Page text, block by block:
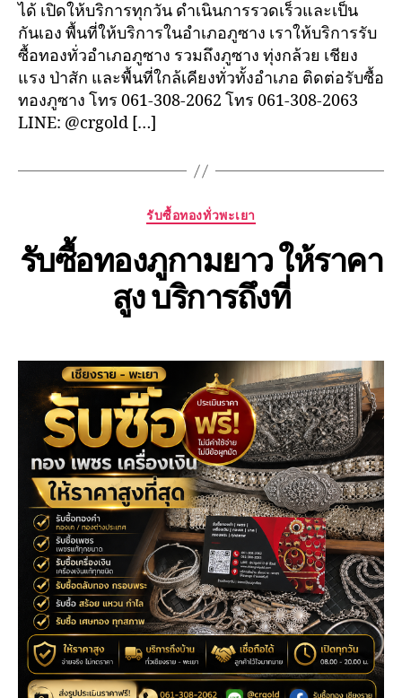
ได้ เปิดให้บริการทุกวัน ดำเนินการรวดเร็วและเป็น
กันเอง พื้นที่ให้บริการในอำเภอภูซาง เราให้บริการรับ
ซื้อทองทั่วอำเภอภูซาง รวมถึงภูซาง ทุ่งกล้วย เชียง
แรง ป่าสัก และพื้นที่ใกล้เคียงทั่วทั้งอำเภอ ติดต่อรับซื้อ
ทองภูซาง โทร 061-308-2062 โทร 061-308-2063
LINE: @crgold […]
Categories
รับซื้อทองทั่วพะเยา
รับซื้อทองภูกามยาว ให้ราคา
สูง บริการถึงที่